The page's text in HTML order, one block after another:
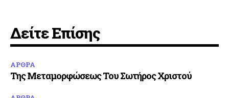
Δείτε Επίσης
ΑΡΘΡΑ
Της Μεταμορφώσεως Του Σωτήρος Χριστού